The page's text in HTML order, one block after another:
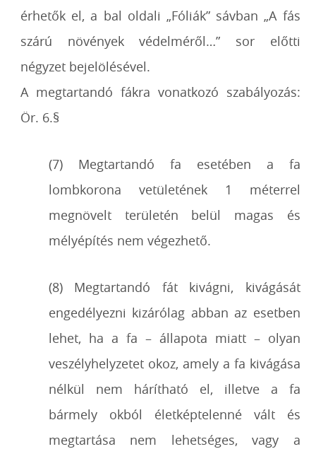
érhetők el, a bal oldali „Fóliák” sávban „A fás
szárú növények védelméről…” sor előtti
négyzet bejelölésével.
A megtartandó fákra vonatkozó szabályozás:
Ör. 6.§
(7) Megtartandó fa esetében a fa
lombkorona vetületének 1 méterrel
megnövelt területén belül
magas és
mélyépítés nem végezhető.
(8) Megtartandó fát kivágni, kivágását
engedélyezni kizárólag abban az esetben
lehet, ha a fa – állapota miatt – olyan
veszélyhelyzetet okoz, amely a fa kivágása
nélkül nem hárítható el, illetve a
fa
bármely okból életképtelenné vált és
megtartása nem lehetséges, vagy a